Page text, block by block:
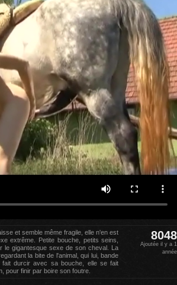
et semble même fragile, elle n'en est
extrême. Petite bouche, petits seins,
le gigantesque sexe de son cheval. La
la bite de l'animal, qui lui, bande
durcir avec sa bouche, elle se fait
pour finir par boire son foutre.
8048
Ajoutée il y a 1
année